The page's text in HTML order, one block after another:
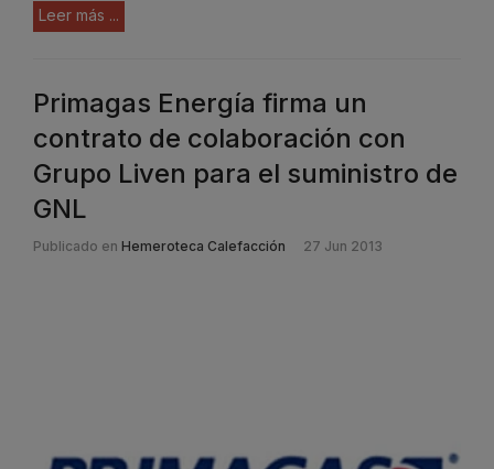
Leer más ...
Primagas Energía firma un
contrato de colaboración con
Grupo Liven para el suministro de
GNL
Publicado en Hemeroteca Calefacción 27 Jun 2013